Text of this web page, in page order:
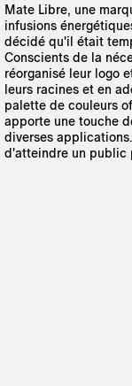
Mate Libre, une
infusions
décidé qu'il était
Conscients de la
réorganisé leur logo
leurs racines et en
palette de couleurs
apporte une touche
diverses
d'atteindre un public